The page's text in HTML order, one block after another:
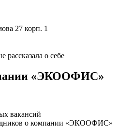
27 корп. 1
рассказала о себе
«ЭКООФИС»
вакансий
о компании «ЭКООФИС»